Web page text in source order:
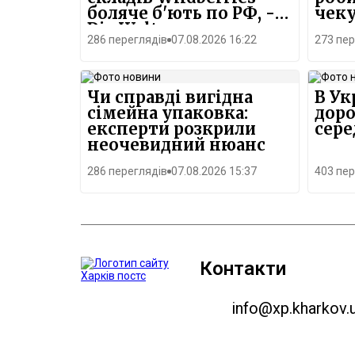
боляче б'ють по РФ, -
Die Welt
286 переглядів 07.08.2026 16:22 273
Чи справді вигідна
сімейна упаковка:
експерти розкрили
неочевидний нюанс
286 переглядів 07.08.2026 15:37
В
403
Контакти